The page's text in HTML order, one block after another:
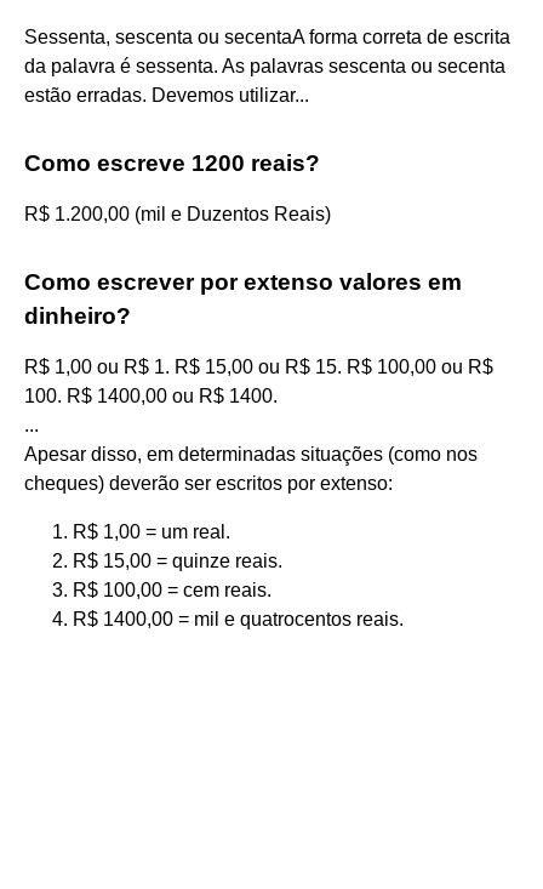
Sessenta, sescenta ou secentaA forma correta de escrita
da palavra é sessenta. As palavras sescenta ou secenta
estão erradas. Devemos utilizar...
Como escreve 1200 reais?
R$ 1.200,00 (mil e Duzentos Reais)
Como escrever por extenso valores em
dinheiro?
R$ 1,00 ou R$ 1. R$ 15,00 ou R$ 15. R$ 100,00 ou R$
100. R$ 1400,00 ou R$ 1400.
...
Apesar disso, em determinadas situações (como nos
cheques) deverão ser escritos por extenso:
R$ 1,00 = um real.
R$ 15,00 = quinze reais.
R$ 100,00 = cem reais.
R$ 1400,00 = mil e quatrocentos reais.